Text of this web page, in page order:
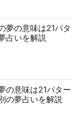
夢の意味は21パタ
占いを解説
の意味は21パター
の夢占いを解説